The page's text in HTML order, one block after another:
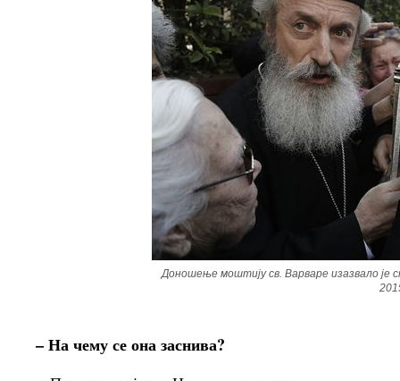
Доношење моштију св. Варваре изазвало је
– На чему се она заснива?